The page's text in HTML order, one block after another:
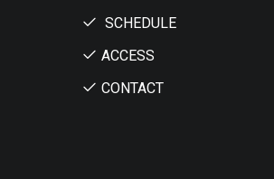
SCHEDULE
ACCESS
CONTACT